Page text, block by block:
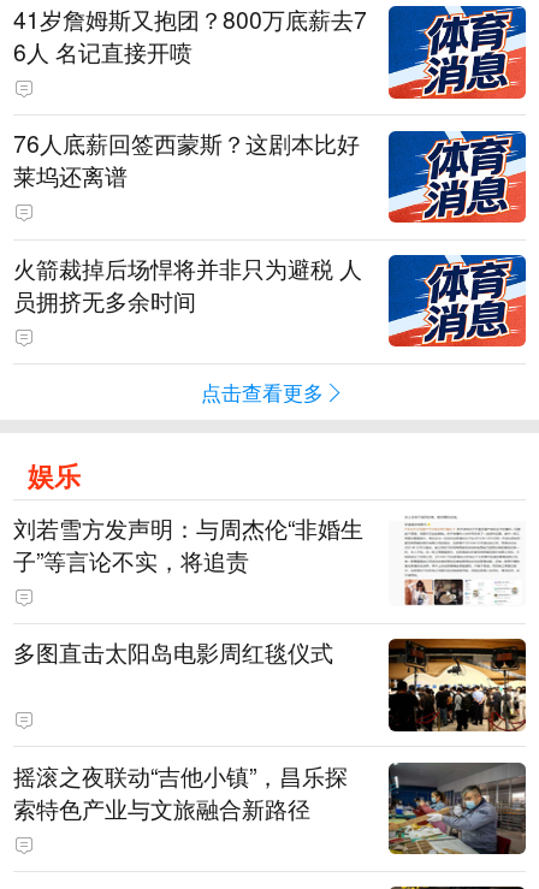
41岁詹姆斯又抱团？800万底薪去7
6人 名记直接开喷
76人底薪回签西蒙斯？这剧本比好
莱坞还离谱
火箭裁掉后场悍将并非只为避税 人
员拥挤无多余时间
点击查看更多
娱乐
刘若雪方发声明：与周杰伦“非婚生
子”等言论不实，将追责
多图直击太阳岛电影周红毯仪式
摇滚之夜联动“吉他小镇”，昌乐探
索特色产业与文旅融合新路径